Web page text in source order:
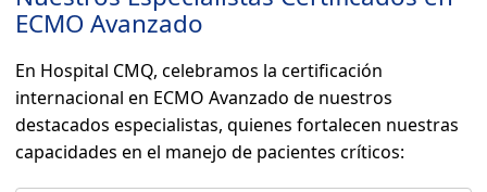
ECMO Avanzado
En Hospital CMQ, celebramos la certificación
internacional en ECMO Avanzado de nuestros
destacados especialistas, quienes fortalecen nuestras
capacidades en el manejo de pacientes críticos: